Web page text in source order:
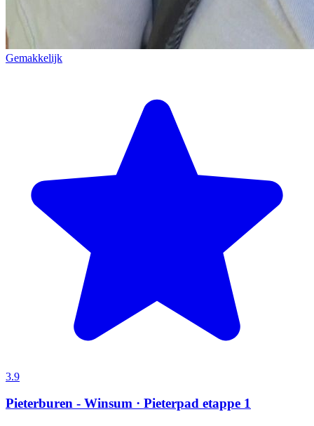
Gemakkelijk
3.9
Pieterburen - Winsum · Pieterpad etappe 1